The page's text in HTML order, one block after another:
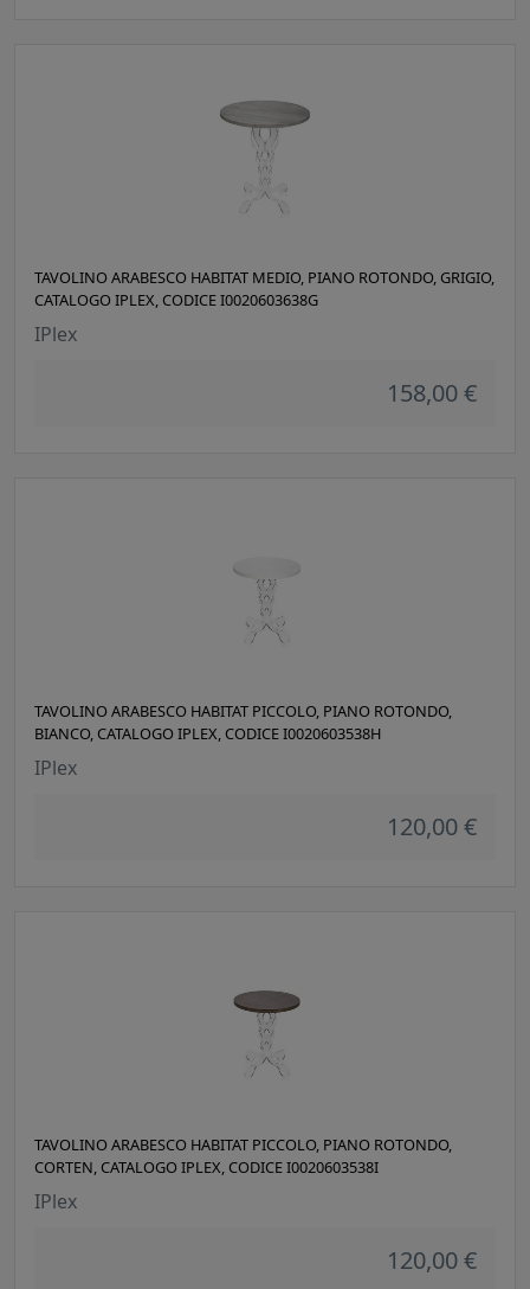
TAVOLINO ARABESCO HABITAT MEDIO, PIANO ROTONDO, GRIGIO,
CATALOGO IPLEX, CODICE I0020603638G
IPlex
158,00 €
TAVOLINO ARABESCO HABITAT PICCOLO, PIANO ROTONDO,
BIANCO, CATALOGO IPLEX, CODICE I0020603538H
IPlex
120,00 €
TAVOLINO ARABESCO HABITAT PICCOLO, PIANO ROTONDO,
CORTEN, CATALOGO IPLEX, CODICE I0020603538I
IPlex
120,00 €